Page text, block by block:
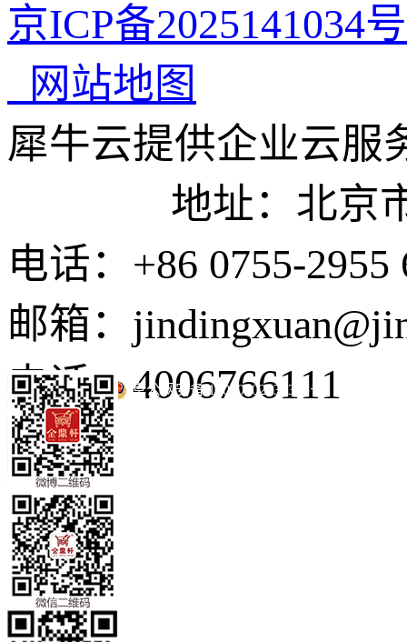
京ICP备2025141034
网站地图
犀牛云提供企业云服
地址：北京市东
电话：+86 0755-2955
邮箱：
电话：4006766111
京公网安备 11010502035345号